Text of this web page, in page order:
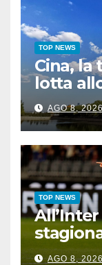
TOP NEWS
Cina, la
lotta
AGO 8,
TOP NEWS
sconfitta
AGO 8,